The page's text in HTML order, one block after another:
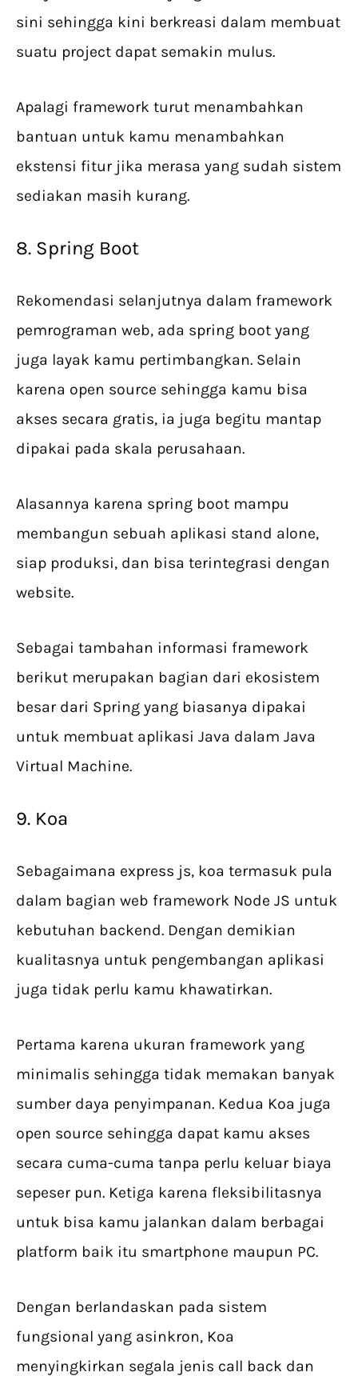
sini sehingga kini berkreasi dalam membuat
suatu project dapat semakin mulus.
Apalagi framework turut menambahkan
bantuan untuk kamu menambahkan
ekstensi fitur jika merasa yang sudah sistem
sediakan masih kurang.
8. Spring Boot
Rekomendasi selanjutnya dalam framework
pemrograman web, ada spring boot yang
juga layak kamu pertimbangkan. Selain
karena open source sehingga kamu bisa
akses secara gratis, ia juga begitu mantap
dipakai pada skala perusahaan.
Alasannya karena spring boot mampu
membangun sebuah aplikasi stand alone,
siap produksi, dan bisa terintegrasi dengan
website.
Sebagai tambahan informasi framework
berikut merupakan bagian dari ekosistem
besar dari Spring yang biasanya dipakai
untuk membuat aplikasi Java dalam Java
Virtual Machine.
9. Koa
Sebagaimana express js, koa termasuk pula
dalam bagian web framework Node JS untuk
kebutuhan backend. Dengan demikian
kualitasnya untuk pengembangan aplikasi
juga tidak perlu kamu khawatirkan.
Pertama karena ukuran framework yang
minimalis sehingga tidak memakan banyak
sumber daya penyimpanan. Kedua Koa juga
open source sehingga dapat kamu akses
secara cuma-cuma tanpa perlu keluar biaya
sepeser pun. Ketiga karena fleksibilitasnya
untuk bisa kamu jalankan dalam berbagai
platform baik itu smartphone maupun PC.
Dengan berlandaskan pada sistem
fungsional yang asinkron, Koa
menyingkirkan segala jenis call back dan